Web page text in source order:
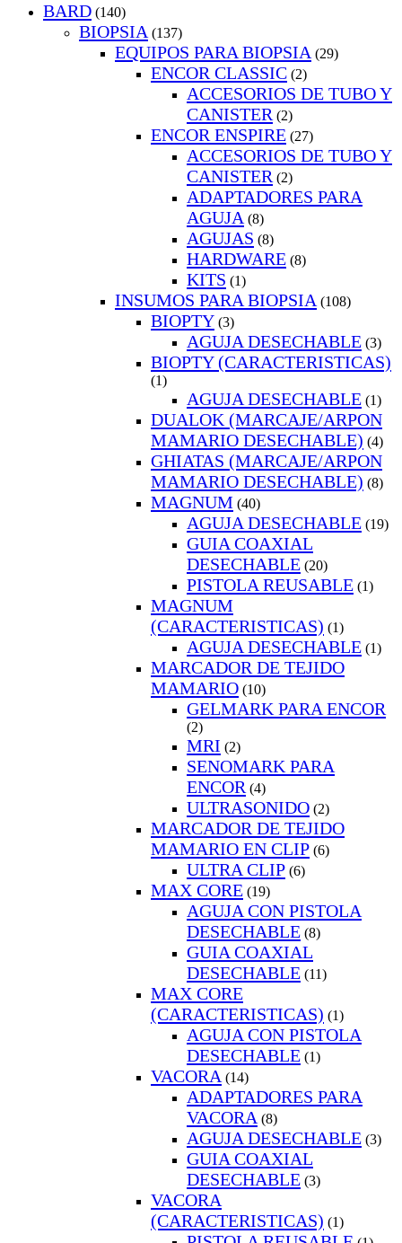
BARD (140)
BIOPSIA (137)
EQUIPOS PARA BIOPSIA (29)
ENCOR CLASSIC (2)
ACCESORIOS DE TUBO Y
CANISTER (2)
ENCOR ENSPIRE (27)
ACCESORIOS DE TUBO Y
CANISTER (2)
ADAPTADORES PARA
AGUJA (8)
AGUJAS (8)
HARDWARE (8)
KITS (1)
INSUMOS PARA BIOPSIA (108)
BIOPTY (3)
AGUJA DESECHABLE (3)
BIOPTY (CARACTERISTICAS)
(1)
AGUJA DESECHABLE (1)
DUALOK (MARCAJE/ARPON
MAMARIO DESECHABLE) (4)
GHIATAS (MARCAJE/ARPON
MAMARIO DESECHABLE) (8)
MAGNUM (40)
AGUJA DESECHABLE (19)
GUIA COAXIAL
DESECHABLE (20)
PISTOLA REUSABLE (1)
MAGNUM
(CARACTERISTICAS) (1)
AGUJA DESECHABLE (1)
MARCADOR DE TEJIDO
MAMARIO (10)
GELMARK PARA ENCOR
(2)
MRI (2)
SENOMARK PARA
ENCOR (4)
ULTRASONIDO (2)
MARCADOR DE TEJIDO
MAMARIO EN CLIP (6)
ULTRA CLIP (6)
MAX CORE (19)
AGUJA CON PISTOLA
DESECHABLE (8)
GUIA COAXIAL
DESECHABLE (11)
MAX CORE
(CARACTERISTICAS) (1)
AGUJA CON PISTOLA
DESECHABLE (1)
VACORA (14)
ADAPTADORES PARA
VACORA (8)
AGUJA DESECHABLE (3)
GUIA COAXIAL
DESECHABLE (3)
VACORA
(CARACTERISTICAS) (1)